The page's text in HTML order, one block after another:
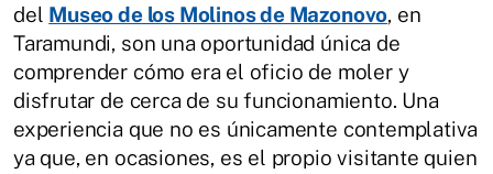
del Museo de los Molinos de Mazonovo, en
Taramundi, son una oportunidad única de
comprender cómo era el oficio de moler y
disfrutar de cerca de su funcionamiento. Una
experiencia que no es únicamente contemplativa
ya que, en ocasiones, es el propio visitante quien